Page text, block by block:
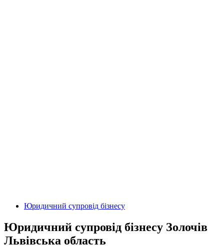
Юридичний супровід бізнесу
Юридичний супровід бізнесу Золочів
Львівська область